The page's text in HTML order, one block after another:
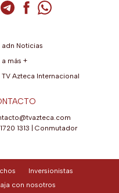
(se abre en una
Instagram (se abre en una
de TikTok (se abre en
de YouTube (se abre
Cuenta de Telegram (se
Cuenta de
Cuenta de
adn Noticias
a más +
TV Azteca Internacional
1313 | Conmutador
Inversionistas
con nosotros